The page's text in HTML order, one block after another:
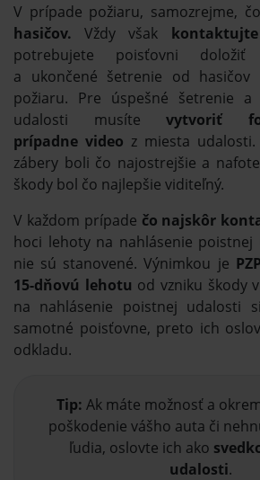
V prípade požiaru, samozrejme,
hasičov. Vždy však
potrebujete poisťovni doložiť
a ukončené šetrenie od
požiaru. Pre úspešné šetrenie a
udalosti musítevytvoriť
prípadne video z miesta
zábery boli čo najostrejšie a
škody bol čo najlepšie viditeľný.
V každom prípade čo najskôr
hoci lehoty na nahlásenie poistnej
nie sú stanovené. Výnimkou je
15-dňovú lehotu od vzniku škody
na nahlásenie poistnej udalosti
samotné poisťovne, preto ich
odkladu.
Tip: Ak máte možnosť a
poškodenie vášho auta či
ľudia, oslovte ich ako
udalosti.